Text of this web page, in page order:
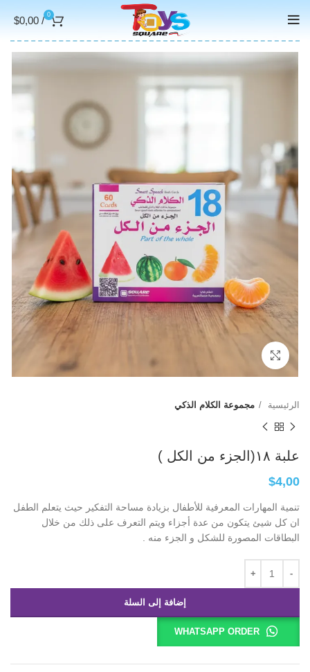
0
/
$0,00
الرئيسية مجموعة الكلام الذكي
علبة ١٨(الجزء من الكل )
$4,00
تنمية المهارات المعرفية للأطفال بزيادة مساحة التفكير حيث يتعلم الطفل
ان كل شيئ يتكون من عدة أجزاء ويتم التعرف على ذلك من خلال
البطاقات المصورة للشكل و الجزء منه .
إضافة إلى السلة
WHATSAPP ORDER